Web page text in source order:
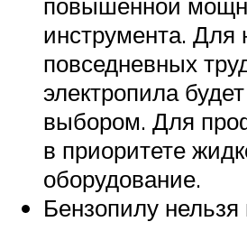
инструмента. Для
повседневных
электропила
выбором. Для
в приоритете
оборудование.
Бензопилу